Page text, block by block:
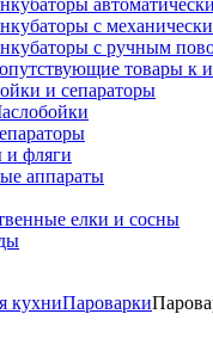
с
с ручным
товары к
и сепараторы
фляги
аппараты
елки и сосны
кухниПароварки